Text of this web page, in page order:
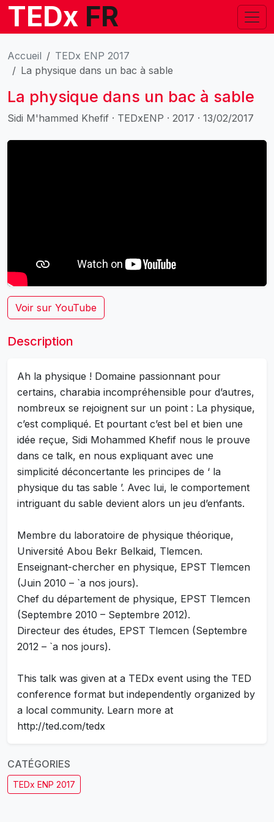
TEDx FR
Accueil
TEDx ENP 2017
La physique dans un bac à sable
La physique dans un bac à sable
Sidi M'hammed Khefif · TEDxENP · 2017 · 13/02/2017
Voir sur YouTube
Description
Ah la physique ! Domaine passionnant pour
certains, charabia incompréhensible pour d’autres,
nombreux se rejoignent sur un point : La physique,
c’est compliqué. Et pourtant c’est bel et bien une
idée reçue, Sidi Mohammed Khefif nous le prouve
dans ce talk, en nous expliquant avec une
simplicité déconcertante les principes de ‘ la
physique du tas sable ’. Avec lui, le comportement
intriguant du sable devient alors un jeu d’enfants.
Membre du laboratoire de physique théorique,
Université Abou Bekr Belkaid, Tlemcen.
Enseignant-chercher en physique, EPST Tlemcen
(Juin 2010 – `a nos jours).
Chef du département de physique, EPST Tlemcen
(Septembre 2010 – Septembre 2012).
Directeur des études, EPST Tlemcen (Septembre
2012 – `a nos jours).
This talk was given at a TEDx event using the TED
conference format but independently organized by
a local community. Learn more at
http://ted.com/tedx
CATÉGORIES
TEDx ENP 2017